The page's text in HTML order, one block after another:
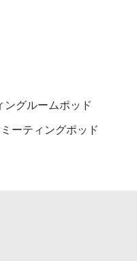
ングルームポッド
ーティングポッド